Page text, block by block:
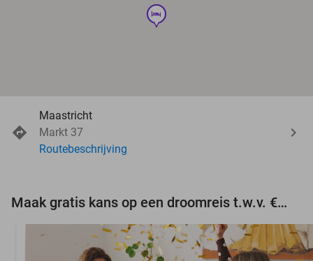
hotel
Maastricht
Markt 37
Routebeschrijving
Maak gratis kans op een droomreis t.w.v. €3.000!